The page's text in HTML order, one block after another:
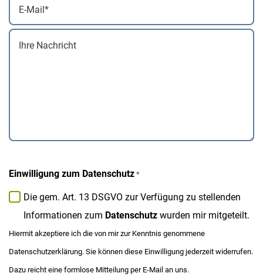
Person
*
Mail
Einwilligung zum Datenschutz *
Die gem. Art. 13 DSGVO zur Verfügung zu stellenden
Informationen zum Datenschutz wurden mir mitgeteilt.
Hiermit akzeptiere ich die von mir zur Kenntnis genommene
Datenschutzerklärung. Sie können diese Einwilligung jederzeit widerrufen.
Dazu reicht eine formlose Mitteilung per E-Mail an uns.